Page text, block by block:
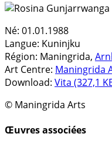
Né: 01.01.1988
Langue: Kuninjku
Région: Maningrida,
Art Centre: Maningrida
Download: Vita (327,1
© Maningrida Arts
Œuvres associées